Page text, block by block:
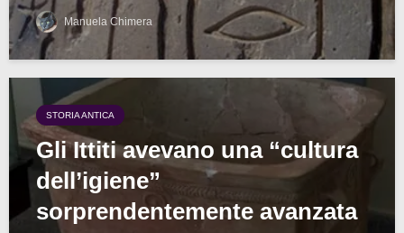
Manuela Chimera
STORIA ANTICA
Gli Ittiti avevano una “cultura
dell’igiene”
sorprendentemente avanzata